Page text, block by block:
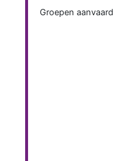
Groepen aanvaard